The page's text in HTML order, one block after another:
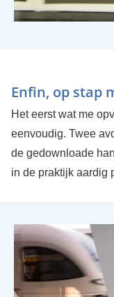
Enfin, op stap
Het eerst wat me
eenvoudig. Twee
de gedownloade
in de praktijk aardig